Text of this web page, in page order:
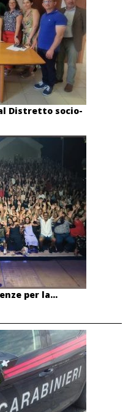
Distretto socio-
per la...